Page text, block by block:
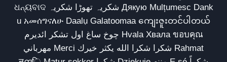
ଧନ୍ୟବାଦ شکریہ تھوڑا شکریہ Дякую Mulțumesc Dank
u አመሰግናለሁ Daalụ Galatoomaa ကျေးဇူးတင်ပါတယ်
چوخ ساغ اول تشکر ائدیرم Hvala Хвала ขอบคุณ
مهرباني Merci شكرا شكرا الله يكثر خيرك Rahmat